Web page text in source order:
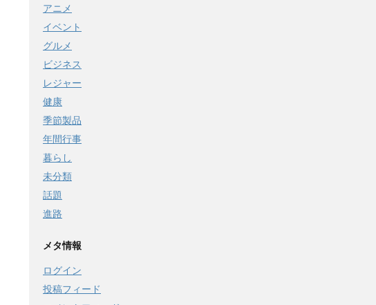
アニメ
イベント
グルメ
ビジネス
レジャー
健康
季節製品
年間行事
暮らし
未分類
話題
進路
メタ情報
ログイン
投稿フィード